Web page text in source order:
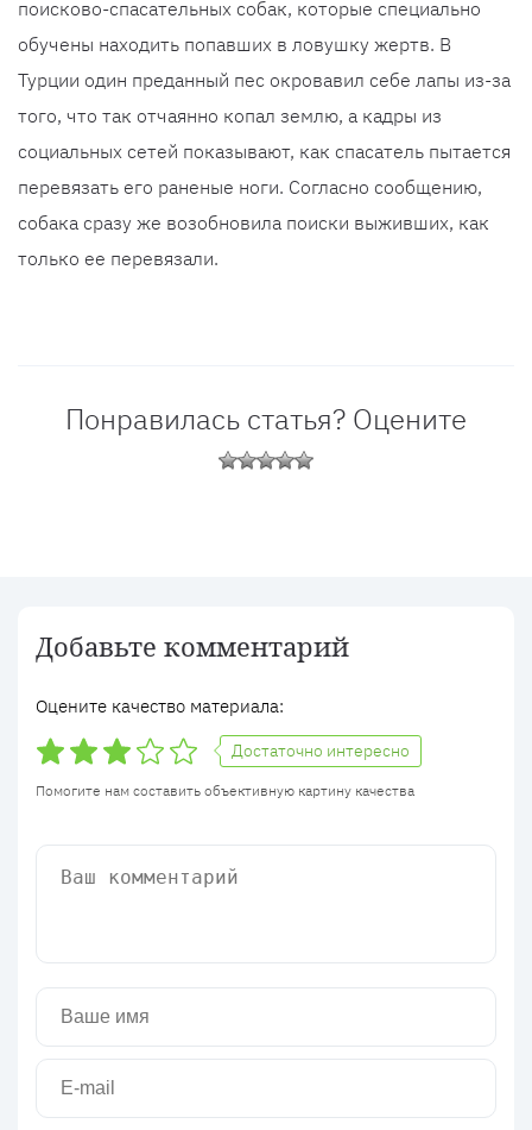
поисково-спасательных собак, которые специально
обучены находить попавших в ловушку жертв. В
Турции один преданный пес окровавил себе лапы из-за
того, что так отчаянно копал землю, а кадры из
социальных сетей показывают, как спасатель пытается
перевязать его раненые ноги. Согласно сообщению,
собака сразу же возобновила поиски выживших, как
только ее перевязали.
Понравилась статья? Оцените
Добавьте комментарий
Оцените качество материала:
Достаточно интересно
Помогите нам составить объективную картину качества